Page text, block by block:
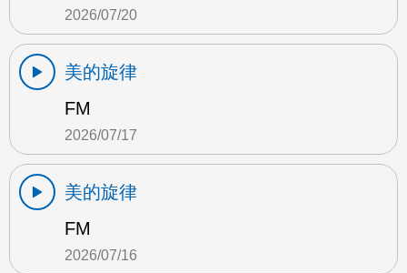
2026/07/20
美的旋律
FM
2026/07/17
美的旋律
FM
2026/07/16